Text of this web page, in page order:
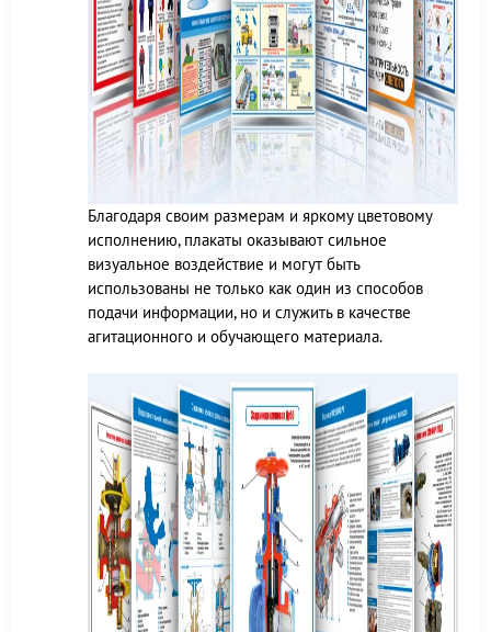
Благодаря своим размерам и яркому цветовому
исполнению, плакаты оказывают сильное
визуальное воздействие и могут быть
использованы не только как один из способов
подачи информации, но и служить в качестве
агитационного и обучающего материала.